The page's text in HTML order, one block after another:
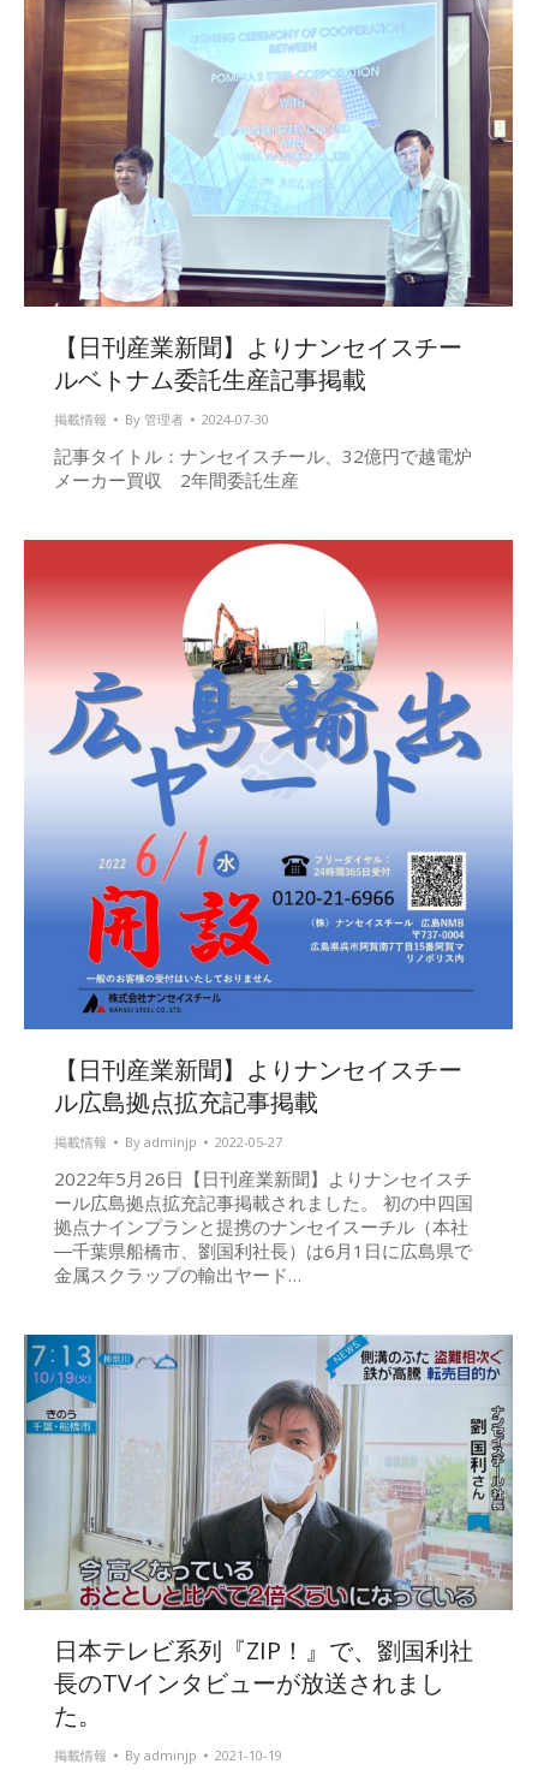
【日刊産業新聞】よりナンセイスチー
ルベトナム委託生産記事掲載
掲載情報 By 管理者 2024-07-30
記事タイトル：ナンセイスチール、32億円で越電炉
メーカー買収 2年間委託生産
【日刊産業新聞】よりナンセイスチー
ル広島拠点拡充記事掲載
掲載情報 By adminjp 2022-05-27
2022年5月26日【日刊産業新聞】よりナンセイスチ
ール広島拠点拡充記事掲載されました。 初の中四国
拠点ナインプランと提携のナンセイスーチル（本社
―千葉県船橋市、劉国利社長）は6月1日に広島県で
金属スクラップの輸出ヤード…
日本テレビ系列『ZIP！』で、劉国利社
長のTVインタビューが放送されまし
た。
掲載情報 By adminjp 2021-10-19